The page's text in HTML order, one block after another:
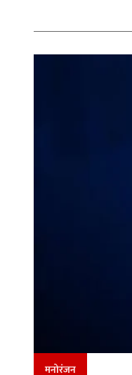
मनोरंजन